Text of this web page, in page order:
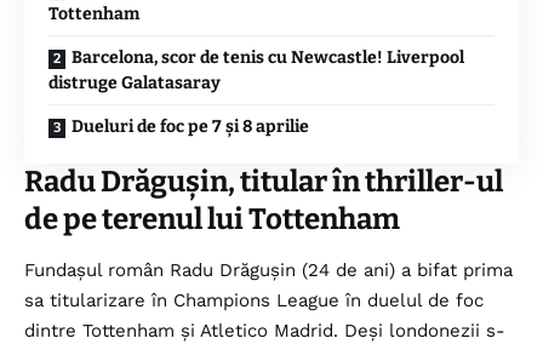
Tottenham
Barcelona, scor de tenis cu Newcastle! Liverpool
distruge Galatasaray
Dueluri de foc pe 7 și 8 aprilie​
Radu Drăgușin, titular în thriller-ul
de pe terenul lui Tottenham
Fundașul român Radu Drăgușin (24 de ani) a bifat prima
sa titularizare în Champions League în duelul de foc
dintre Tottenham și Atletico Madrid. Deși londonezii s-